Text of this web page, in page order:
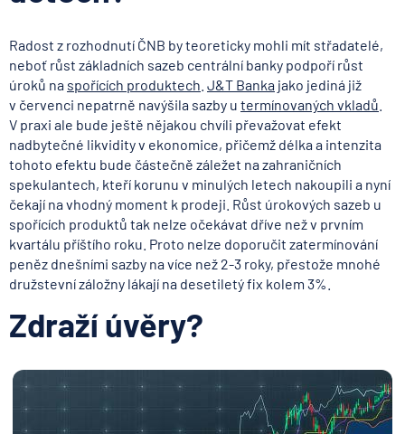
Radost z rozhodnutí ČNB by teoreticky mohli mít střadatelé,
neboť růst základních sazeb centrální banky podpoří růst
úroků na spořících produktech J&T Banka jako jediná již
v červenci nepatrně navýšila sazby u termínovaných vkladů
V praxi ale bude ještě nějakou chvíli převažovat efekt
nadbytečné likvidity v ekonomice, přičemž délka a intenzita
tohoto efektu bude částečně záležet na zahraničních
spekulantech, kteří korunu v minulých letech nakoupili a nyní
čekají na vhodný moment k prodeji. Růst úrokových sazeb u
spořících produktů tak nelze očekávat dříve než v prvním
kvartálu příštího roku. Proto nelze doporučit zatermínování
peněz dnešními sazby na více než 2-3 roky, přestože mnohé
družstevní záložny lákají na desetiletý fix kolem 3%.
Zdraží úvěry?